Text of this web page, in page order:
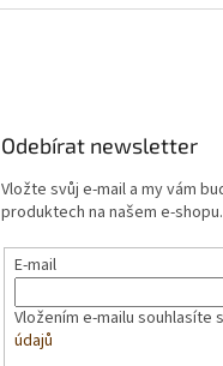
Odebírat newsletter
Vložte svůj e-mail a my vám
produktech na našem e-shopu.
E-mail
Vložením e-mailu souhlasíte
údajů